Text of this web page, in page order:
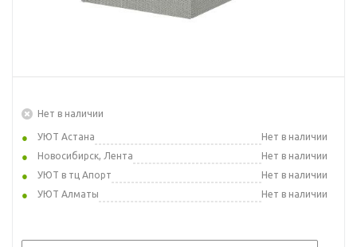
Нет в наличии
УЮТ Астана
Нет в наличии
Новосибирск, Лента
Нет в наличии
УЮТ в тц Апорт
Нет в наличии
УЮТ Алматы
Нет в наличии